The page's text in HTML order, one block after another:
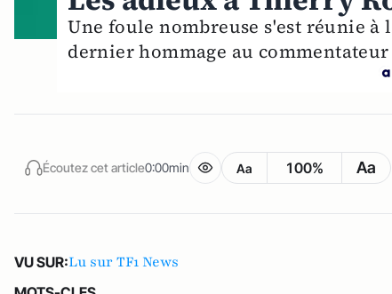
Une foule nombreuse s'est réunie
dernier hommage au commentateur
Écoutez cet article0:00min Aa 100% Aa
VU SUR:Lu sur TF1 News